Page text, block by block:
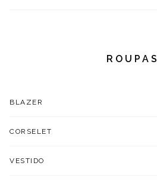
ROUPAS
BLAZER
CORSELET
VESTIDO